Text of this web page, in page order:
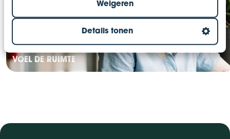
Weigeren
Details tonen
VOEL DE RUIMTE